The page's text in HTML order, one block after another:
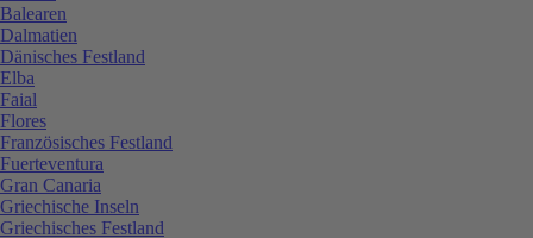
Balearen
Dalmatien
Dänisches Festland
Elba
Faial
Flores
Französisches Festland
Fuerteventura
Gran Canaria
Griechische Inseln
Griechisches Festland